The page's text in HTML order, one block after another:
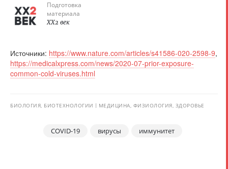
Подготовка
материала
XX2 век
Источники: https://www.nature.com/articles/s41586-020-2598-9,
https://medicalxpress.com/news/2020-07-prior-exposure-
common-cold-viruses.html
БИОЛОГИЯ, БИОТЕХНОЛОГИИ МЕДИЦИНА, ФИЗИОЛОГИЯ, ЗДОРОВЬЕ
COVID-19 вирусы иммунитет